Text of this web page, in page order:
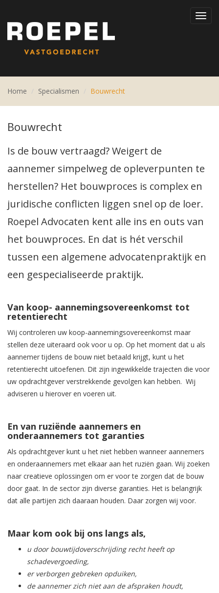
Home Specialismen Bouwrecht
Bouwrecht
Is de bouw vertraagd? Weigert de
aannemer simpelweg de opleverpunten te
herstellen? Het bouwproces is complex en
juridische conflicten liggen snel op de loer.
Roepel Advocaten kent alle ins en outs van
het bouwproces. En dat is hét verschil
tussen een algemene advocatenpraktijk en
een gespecialiseerde praktijk.
Van koop- aannemingsovereenkomst tot
retentierecht
Wij controleren uw koop-aannemingsovereenkomst maar
stellen deze uiteraard ook voor u op. Op het moment dat u als
aannemer tijdens de bouw niet betaald krijgt, kunt u het
retentierecht uitoefenen. Dit zijn ingewikkelde trajecten die voor
uw opdrachtgever verstrekkende gevolgen kan hebben. Wij
adviseren u hierover en voeren uit.
En van ruziënde aannemers en
onderaannemers tot garanties
Als opdrachtgever kunt u het niet hebben wanneer aannemers
en onderaannemers met elkaar aan het ruziën gaan. Wij zoeken
naar creatieve oplossingen om er voor te zorgen dat de bouw
door gaat. In de sector zijn diverse garanties. Het is belangrijk
dat alle partijen zich daaraan houden. Daar zorgen wij voor.
Maar kom ook bij ons langs als,
u door bouwtijdoverschrijding recht heeft op
schadevergoeding,
er verborgen gebreken opduiken,
de aannemer zich niet aan de afspraken houdt,